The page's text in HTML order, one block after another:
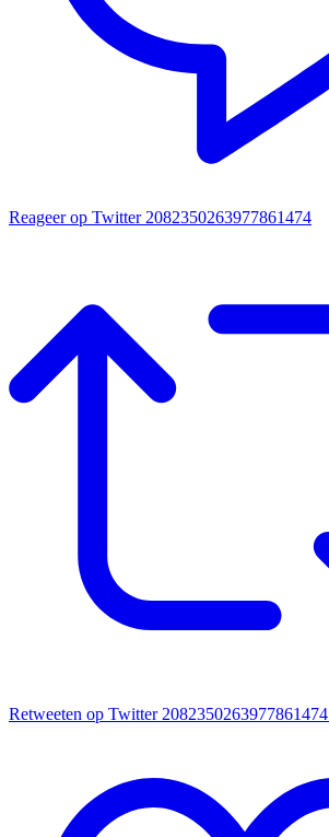
Reageer op Twitter 2082350263977861474
Retweeten op Twitter 2082350263977861474